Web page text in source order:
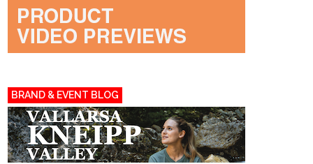
BRAND & EVENT BLOG